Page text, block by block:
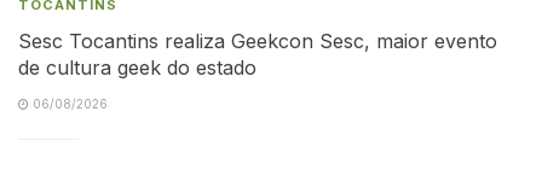
TOCANTINS
Sesc Tocantins realiza Geekcon Sesc, maior evento
de cultura geek do estado
06/08/2026